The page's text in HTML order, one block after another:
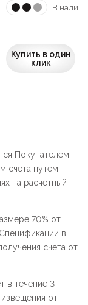
В
Купить в один
клик
Покупателем
счета путем
на расчетный
70% от
в
счета от
в течение 3
от